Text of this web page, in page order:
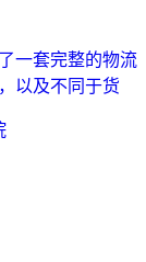
一套完整的物流
以及不同于货